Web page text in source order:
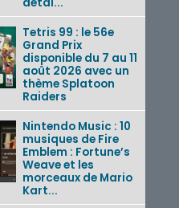
Tetris 99 : le 56e
Grand Prix
disponible du 7 au 11
août 2026 avec un
thème Splatoon
Raiders
Nintendo Music : 10
musiques de Fire
Emblem : Fortune’s
Weave et les
morceaux de Mario
Kart...